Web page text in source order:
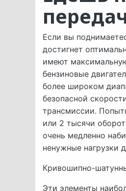
Если вы
достигнет
имеют
бензиновые
более широком
безопасной
трансмиссии.
или 2 тысячи
очень медленно
ненужные нагрузки
Кривошипно-
Эти элементы